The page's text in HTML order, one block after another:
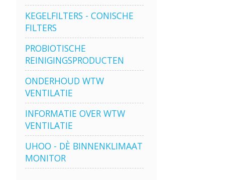
KEGELFILTERS - CONISCHE
FILTERS
PROBIOTISCHE
REINIGINGSPRODUCTEN
ONDERHOUD WTW
VENTILATIE
INFORMATIE OVER WTW
VENTILATIE
UHOO - DÈ BINNENKLIMAAT
MONITOR